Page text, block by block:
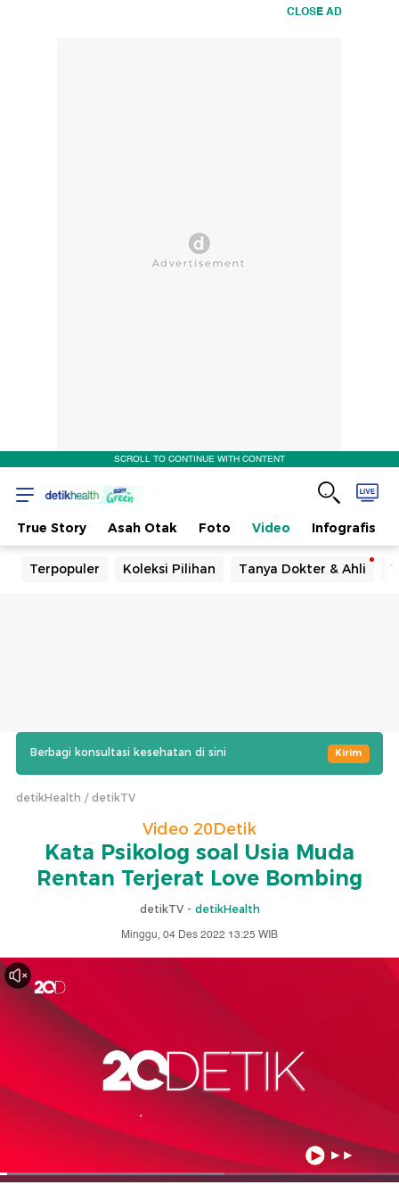
CLOSE AD
SCROLL TO CONTINUE WITH CONTENT
True Story Asah Otak Foto Video Infografis
Terpopuler Koleksi Pilihan Tanya Dokter & Ahli
Berbagi konsultasi kesehatan di sini Kirim
detikHealth detikTV
Video 20Detik
Kata Psikolog soal Usia Muda
Rentan Terjerat Love Bombing
detikTV - detikHealth
Minggu, 04 Des 2022 13:25 WIB